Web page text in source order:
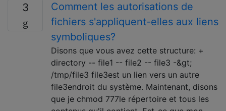
3
Comment les autorisations de
fichiers s'appliquent-elles aux liens
symboliques?
Disons que vous avez cette structure: +
directory -- file1 -- file2 -- file3 -&gt;
/tmp/file3 file3est un lien vers un autre
file3endroit du système. Maintenant, disons
que je chmod 777le répertoire et tous les